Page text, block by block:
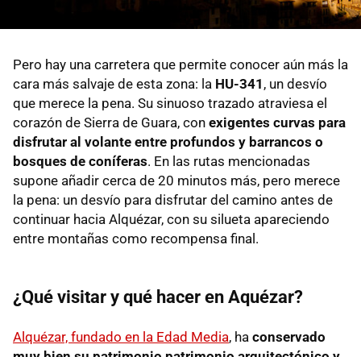
Pero hay una carretera que permite conocer aún más la
cara más salvaje de esta zona: la HU-341 , un desvío
que merece la pena. Su sinuoso trazado atraviesa el
corazón de Sierra de Guara, con exigentes curvas para
disfrutar al volante entre profundos y barrancos o
bosques de coníferas. En las rutas mencionadas
supone añadir cerca de 20 minutos más, pero merece
la pena: un desvío para disfrutar del camino antes de
continuar hacia Alquézar, con su silueta apareciendo
entre montañas como recompensa final.
¿Qué visitar y qué hacer en Aquézar?
Alquézar, fundado en la Edad Media, ha conservado